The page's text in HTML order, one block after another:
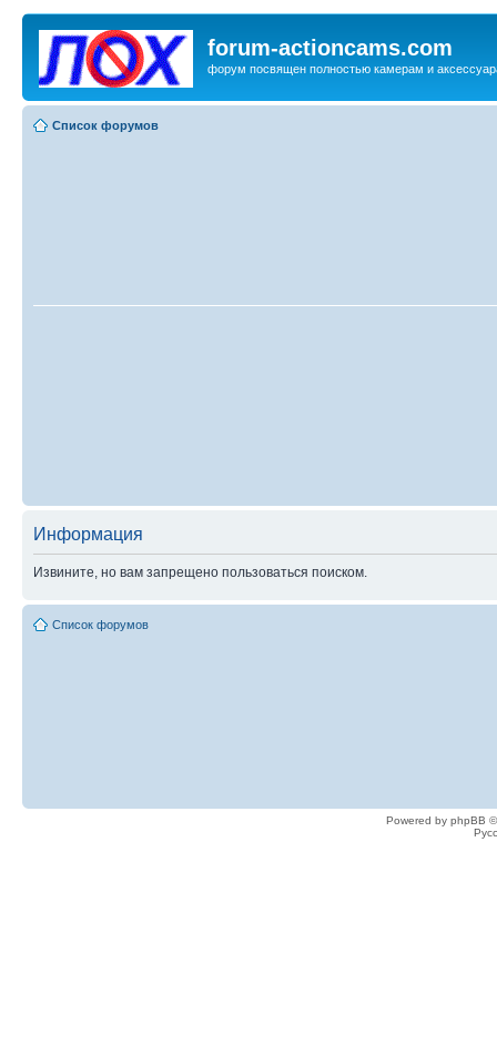
forum-actioncams.com
форум посвящен полностью камерам и
Список форумов
Информация
Извините, но вам запрещено пользоваться поиском.
Список форумов
Powered by phpBB